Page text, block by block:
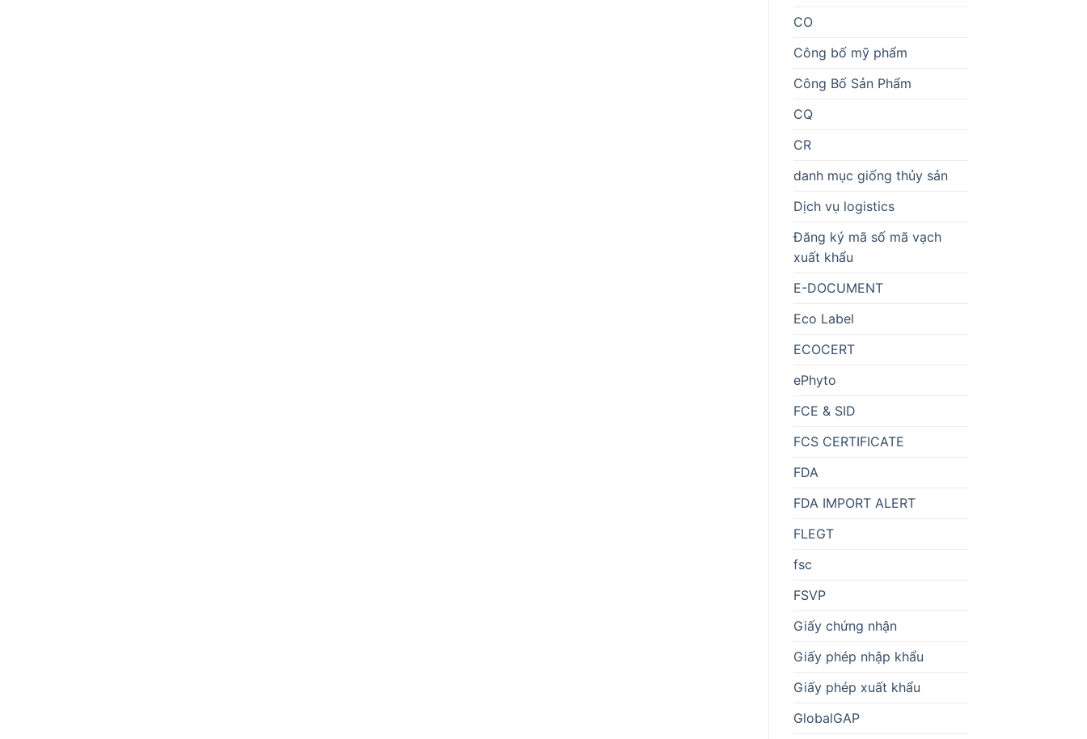
CO
Công bố mỹ phẩm
Công Bố Sản Phẩm
CQ
CR
danh mục giống thủy sản
Dịch vụ logistics
Đăng ký mã số mã vạch
xuất khẩu
E-DOCUMENT
Eco Label
ECOCERT
ePhyto
FCE & SID
FCS CERTIFICATE
FDA
FDA IMPORT ALERT
FLEGT
fsc
FSVP
Giấy chứng nhận
Giấy phép nhập khẩu
Giấy phép xuất khẩu
GlobalGAP